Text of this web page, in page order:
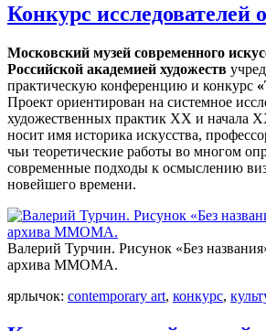
Конкурс
Московский музей современного
Российской академией художеств
практическую конференцию и конкурс
Проект ориентирован на системное
художественных практик XX и начала
носит имя историка искусства,
чьи теоретические работы во многом
современные подходы к осмыслению
новейшего времени.
Валерий Турчин. Рисунок «Без
архива ММОМА.
ярлычок: contemporary art, конкурс,